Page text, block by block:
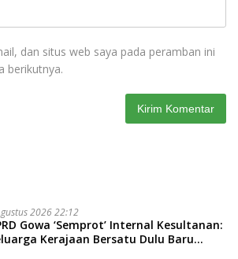
dan situs web saya pada peramban ini
berikutnya.
2026 22:12
Gowa ‘Semprot’ Internal Kesultanan:
Kerajaan Bersatu Dulu Baru